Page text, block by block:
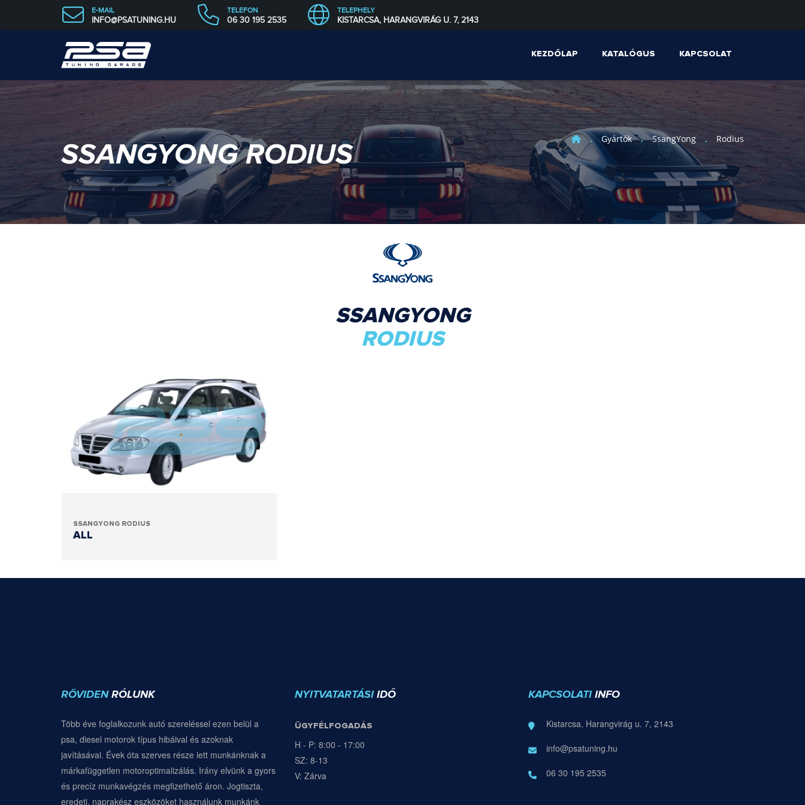
E-MAIL
INFO@PSATUNING.HU
TELEFON
06 30 195 2535
TELEPHELY
KISTARCSA, HARANGVIRÁG U. 7, 2143
KEZDŐLAP KATALÓGUS KAPCSOLAT
SSANGYONG RODIUS
Gyártók SsangYong Rodius
SSANGYONG
RODIUS
SSANGYONG RODIUS
ALL
RÖVIDEN RÓLUNK
Több éve foglalkozunk autó szereléssel ezen belül a
psa, diesel motorok típus hibáival és azoknak
javításával. Évek óta szerves része lett munkánknak a
márkafüggetlen motoroptimalizálás. Irány elvünk a gyors
és precíz munkavégzés megfizethető áron. Jogtiszta,
eredeti, naprakész eszközöket használunk munkánk
NYITVATARTÁSI IDŐ
ÜGYFÉLFOGADÁS
H - P: 8:00 - 17:00
SZ: 8-13
V: Zárva
KAPCSOLATI INFO
Kistarcsa, Harangvirág u. 7, 2143
info@psatuning.hu
06 30 195 2535